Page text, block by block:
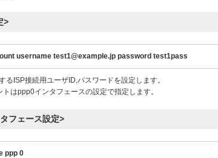
>
username test1@example.jp password test1pass
るISP接続用ユーザID,パスワードを設定します。
はppp0インタフェースの設定で指定します。
フェース設定>
ppp 0